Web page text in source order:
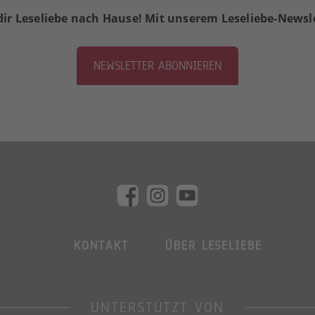
Leseliebe nach Hause! Mit unserem Leseliebe-
NEWSLETTER ABONNIEREN
KONTAKT ÜBER LESELIEBE
UNTERSTÜTZT VON